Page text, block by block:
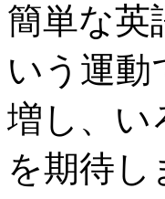
簡単な英
いう運動
増し、い
を期待し